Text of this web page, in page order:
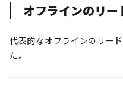
オフラインのリー
代表的なオフラインのリー
た。